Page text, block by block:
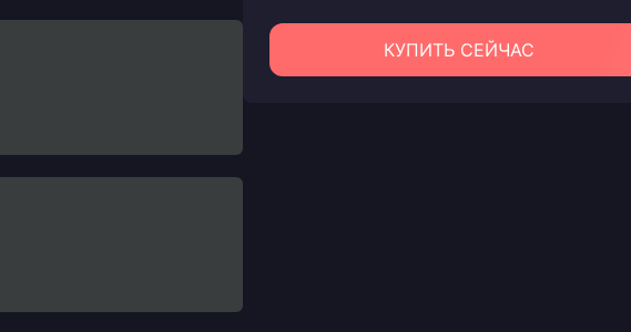
КУПИТЬ СЕЙЧАС